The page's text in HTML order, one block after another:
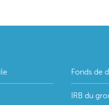
Fonds de
IRB du